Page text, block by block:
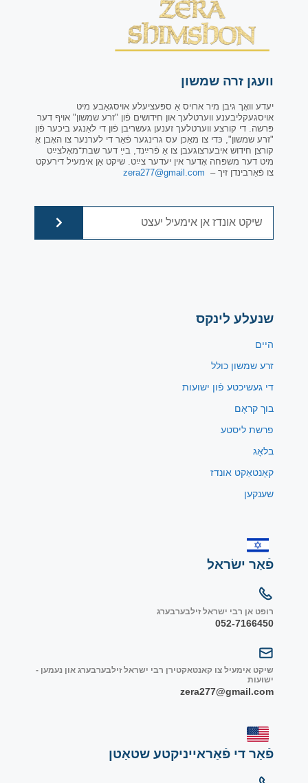
וועגן זרה שמשון
יעדע וואָך גיבן מיר ארויס אַ ספּעציעלע אויסגאַבע מיט
אויסגעקליבענע ווערטלעך און חידושים פֿון "זרע שמשון" אויף דער
פּרשה. די קורצע ווערטלעך זענען געשריבן פֿון די לאַנגע ביכער פֿון
"זרע שמשון", כּדי צו מאַכן עס גרינגער פֿאַר די לערנער צו האָבן אַ
קורצן חידוש איבערצוגעבן צו אַ פֿרײַנד, בײַ דער שבת־מאָלצײַט
מיט דער משפּחה אָדער אין יעדער צײַט. שיקט אַן אימעיל דירעקט
צו פֿאַרבינדן זיך – zera277@gmail.com
שנעלע לינקס
היים
זרע שמשון כולל
די געשיכטע פֿון ישועות
בוך קראָם
פרשת ליסטע
בלאָג
קאָנטאַקט אונדז
שענקען
פֿאַר ישׂראל
רופט אן רבי ישראל זילבערבערג
052-7166450
שיקט אימעיל צו קאנטאקטירן רבי ישראל זילבערבערג און נעמען -
ישועות
zera277@gmail.com
פֿאַר די פֿאַראייניקטע שטאַטן